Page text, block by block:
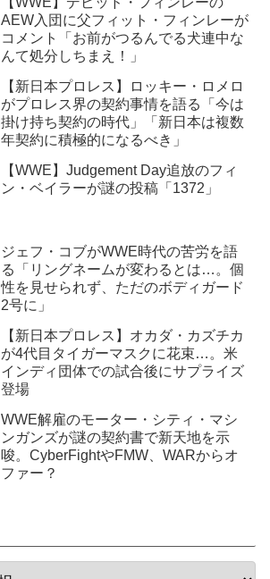
AEW入団に父フィット・フィンレーが
コメント「お前がつるんでる犬連中な
んて処分しちまえ！」
【新日本プロレス】ロッキー・ロメロ
がプロレス界の契約事情を語る「今は
掛け持ち契約の時代」「新日本は複数
年契約に積極的になるべき」
【WWE】Judgement Day追放のフィ
ン・ベイラーが謎の投稿「1372」
ジェフ・コブがWWE時代の苦労を語
る「リングネームが変わるとは…。個
性を見せられず、ただのボディガード
2号に」
【新日本プロレス】オカダ・カズチカ
が4代目タイガーマスクに花束…。米
インディ団体での試合後にサプライズ
登場
WWE解雇のモーター・シティ・マシ
ンガンズが謎の契約書で新天地を示
唆。CyberFightやFMW、WARからオ
ファー？